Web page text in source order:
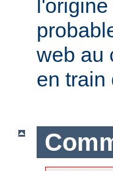
web au
en train